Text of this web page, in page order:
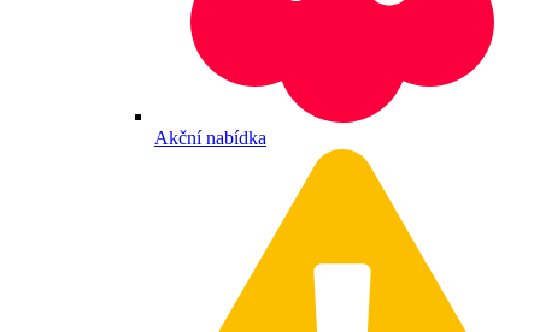
Akční nabídka